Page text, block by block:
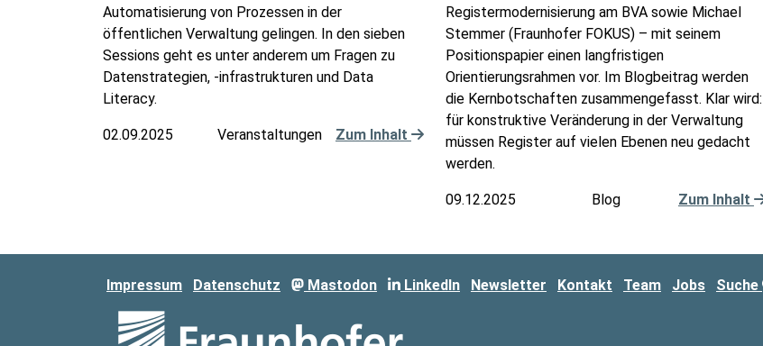
Automatisierung von Prozessen in der
öffentlichen Verwaltung gelingen. In den sieben
Sessions geht es unter anderem um Fragen zu
Datenstrategien, -infrastrukturen und Data
Literacy.
02.09.2025 Veranstaltungen Zum Inhalt
Registermodernisierung am BVA sowie Michael
Stemmer (Fraunhofer FOKUS) – mit seinem
Positionspapier einen langfristigen
Orientierungsrahmen vor. Im Blogbeitrag werden
die Kernbotschaften zusammengefasst. Klar wird:
für konstruktive Veränderung in der Verwaltung
müssen Register auf vielen Ebenen neu gedacht
werden.
09.12.2025 Blog Zum Inhalt
Impressum Datenschutz Mastodon LinkedIn Newsletter Kontakt Team Jobs Suche